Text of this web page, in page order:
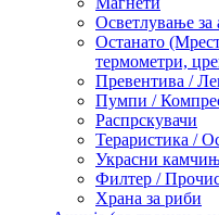
Осветлување за
Останато
термометри,
Превентива /
Пумпи /
Распрскувачи
Тераристика /
Украсни
Филтер /
Храна за риби